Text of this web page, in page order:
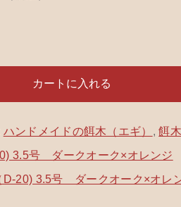
カートに入れる
ハンドメイドの餌木（エギ） ,餌
3.5号 ダークオーク×オレンジ
D-20) 3.5号 ダークオーク×オレ
する
品 樹脂粘土